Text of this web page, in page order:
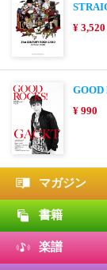
¥ 3,520
GOOD
¥ 990
マガジン
書籍
楽譜